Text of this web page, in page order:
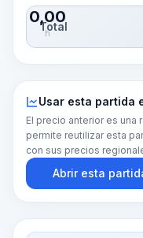
0,00
h
Total
Usar esta partida
El precio anterior es una
permite reutilizar esta
con sus precios
Abrir esta